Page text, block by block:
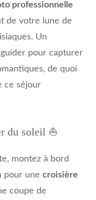
professionnelle
de votre lune de
Un
pour capturer
de quoi
ce séjour
du soleil ⛵
montez à bord
pour une croisière
coupe de